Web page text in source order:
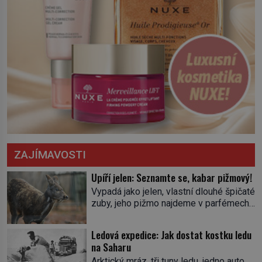
ZAJÍMAVOSTI
Upíří jelen: Seznamte se, kabar pižmový!
Vypadá jako jelen, vlastní dlouhé špičaté
zuby, jeho pižmo najdeme v parfémech
jediného zástupce zvířecí říše – kabara
pižmového. V Evropě ho jako první
Ledová expedice: Jak dostat kostku ledu
na Saharu